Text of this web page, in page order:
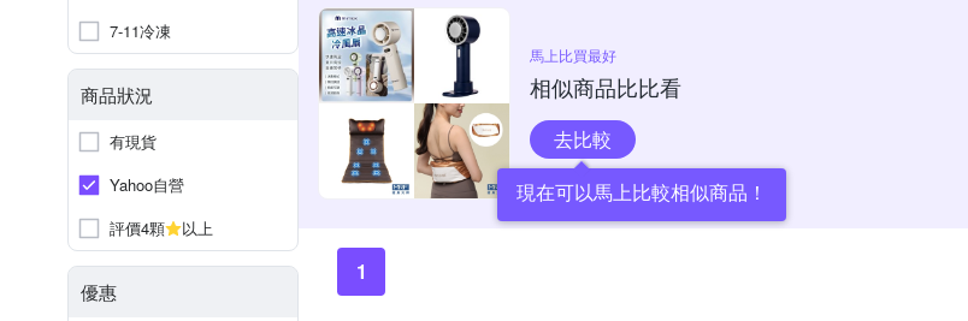
7-11冷凍
商品狀況
有現貨
Yahoo自營
評價4顆
以上
優惠
馬上比買最好
相似商品比比看
去比較
現在可以馬上比較相似商品！
1